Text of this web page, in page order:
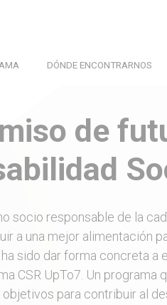
DÓNDE ENCONTRARNOS
de
socio responsable de la
a una mejor alimentación
sido dar forma concreta a
CSR UpTo7. Un
para contribuir al